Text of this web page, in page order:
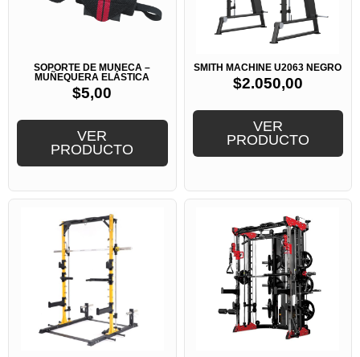
SOPORTE DE MUÑECA –
MUÑEQUERA ELÁSTICA
$5,00
VER
PRODUCTO
SMITH MACHINE U2063 NEGRO
$2.050,00
VER
PRODUCTO